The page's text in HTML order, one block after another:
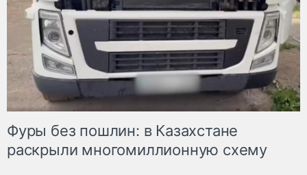
Фуры без пошлин: в Казахстане
раскрыли многомиллионную схему